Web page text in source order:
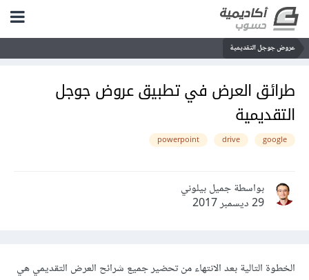
عروض جوجل التقديمية
طرائق العرض في تطبيق عروض جوجل
التقديمية
google
drive
powerpoint
بواسطة جميل بيلوني
29 ديسمبر 2017
الخطوة التالية بعد الانتهاء من تحضير جميع شرائح العرض التقديمي هي